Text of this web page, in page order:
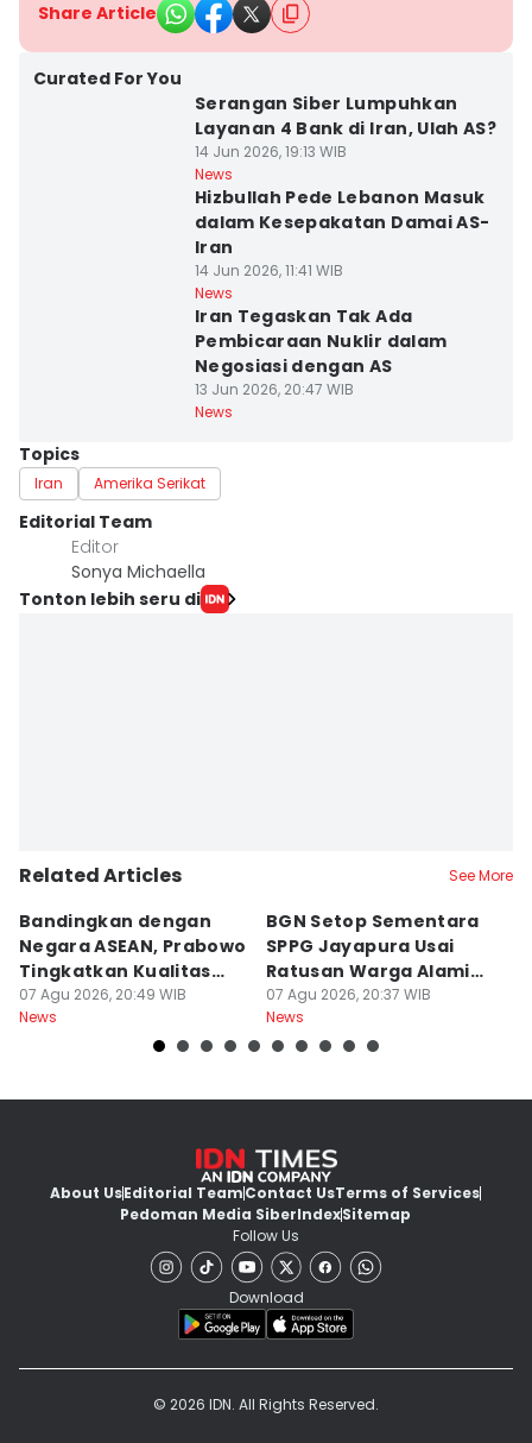
Share Article
Curated For You
Serangan Siber Lumpuhkan
Layanan 4 Bank di Iran, Ulah AS?
14 Jun 2026, 19:13 WIB
News
Hizbullah Pede Lebanon Masuk
dalam Kesepakatan Damai AS-
Iran
14 Jun 2026, 11:41 WIB
News
Iran Tegaskan Tak Ada
Pembicaraan Nuklir dalam
Negosiasi dengan AS
13 Jun 2026, 20:47 WIB
News
Topics
Iran Amerika Serikat
Editorial Team
Editor
Sonya Michaella
Tonton lebih seru di
Related Articles See More
Bandingkan dengan
Negara ASEAN, Prabowo
Tingkatkan Kualitas
Buku Ajar SD-SMA
07 Agu 2026, 20:49 WIB
News
BGN Setop Sementara
SPPG Jayapura Usai
Ratusan Warga Alami
Keracunan
07 Agu 2026, 20:37 WIB
News
About UsEditorial TeamContact UsTerms of Services
Pedoman Media SiberIndexSitemap
Follow Us
Download
© 2026 IDN. All Rights Reserved.